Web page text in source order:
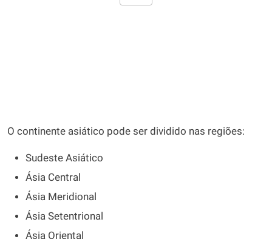
O continente asiático pode ser dividido nas regiões:
Sudeste Asiático
Ásia Central
Ásia Meridional
Ásia Setentrional
Ásia Oriental